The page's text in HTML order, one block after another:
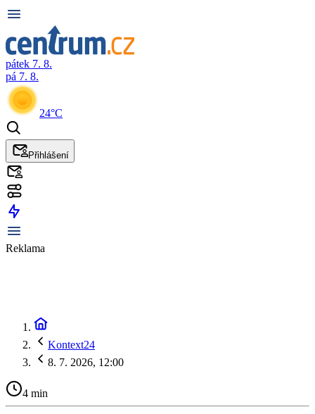
pátek 7. 8.
pá 7. 8.
24°C
Přihlášení
Reklama
Kontext24
8. 7. 2026, 12:00
4 min